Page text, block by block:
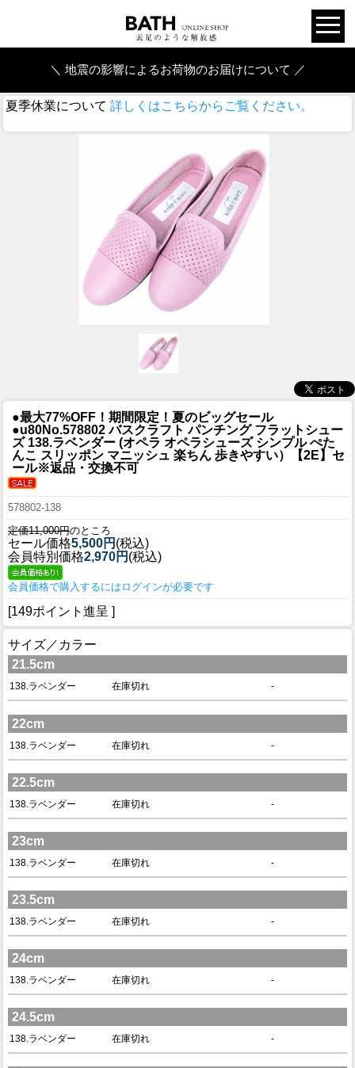
＼ 地震の影響によるお荷物のお届けについて ／
夏季休業について 詳しくはこちらからご覧ください。
●最大77%OFF！期間限定！夏のビッグセール
●u80No.578802 バスクラフト パンチング フラットシュー
ズ 138.ラベンダー (オペラ オペラシューズ シンプル ぺた
んこ スリッポン マニッシュ 楽ちん 歩きやすい）【2E】セ
ール※返品・交換不可
578802-138
定価11,000円のところ
セール価格5,500円 (税込)
会員特別価格2,970円 (税込)
会員価格で購入するにはログインが必要です
[149ポイント進呈 ]
サイズ／カラー
21.5cm
138.ラベンダー 在庫切れ -
22cm
138.ラベンダー 在庫切れ -
22.5cm
138.ラベンダー 在庫切れ -
23cm
138.ラベンダー 在庫切れ -
23.5cm
138.ラベンダー 在庫切れ -
24cm
138.ラベンダー 在庫切れ -
24.5cm
138.ラベンダー 在庫切れ -